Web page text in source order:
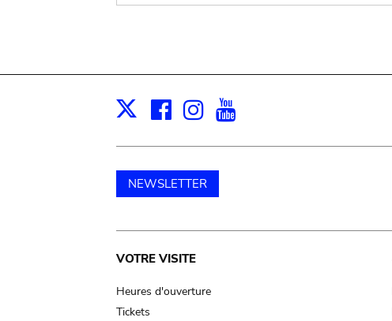
X Facebook
Instagram
NEWSLETTER
Main
navigation
VOTRE VISITE
Heures d'ouverture
Tickets